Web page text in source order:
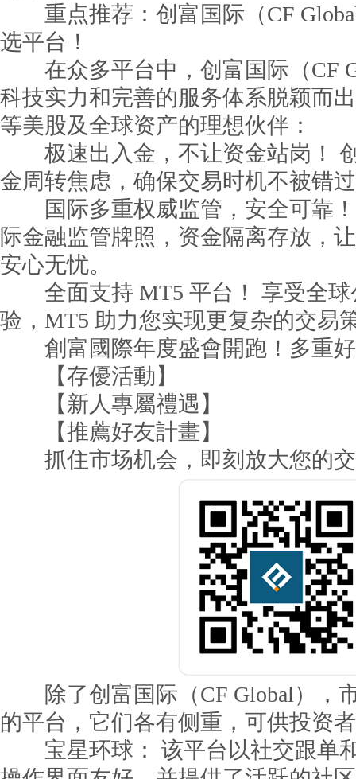
重点推荐：创富国际（CF
选平台！
在众多平台中，创富国际（CF
科技实力和完善的服务体系脱颖而
等美股及全球资产的理想伙伴：
极速出入金，不让资金站岗！
金周转焦虑，确保交易时机不被错
国际多重权威监管，安全可靠！
际金融监管牌照，资金隔离存放，
安心无忧。
全面支持 MT5 平台！ 享受全球
验，MT5 助力您实现更复杂的交易
創富國際年度盛會開跑！多重好
【存優活動】
【新人專屬禮遇】
【推薦好友計畫】
抓住市场机会，即刻放大您的交
除了创富国际（CF Global），
的平台，它们各有侧重，可供投资
宝星环球： 该平台以社交跟单